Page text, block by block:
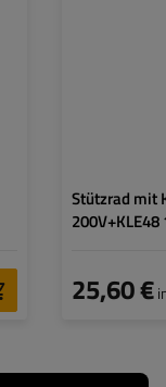
Stützrad mit
25,60 €